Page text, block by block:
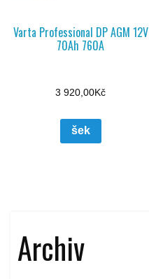
Varta Professional DP AGM 12V
70Ah 760A
3 920,00Kč
šek
Archiv